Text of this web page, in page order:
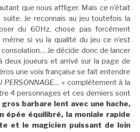
que nous affliger. Mais ce n’était
Je reconnais au jeu toutefois la
du 60Hz, chose pas forcément
même si vu la qualité du jeu ce n’est
consolation… Je décide donc de lancer
deux joueurs et arrivé sur la page de
une voix française se fait entendre
PERSONNAGE… » complètement à la
4 personnages et ces derniers sont
gros barbare lent avec une hache,
épée équilibré, la moniale rapide
et le magicien puissant de loin